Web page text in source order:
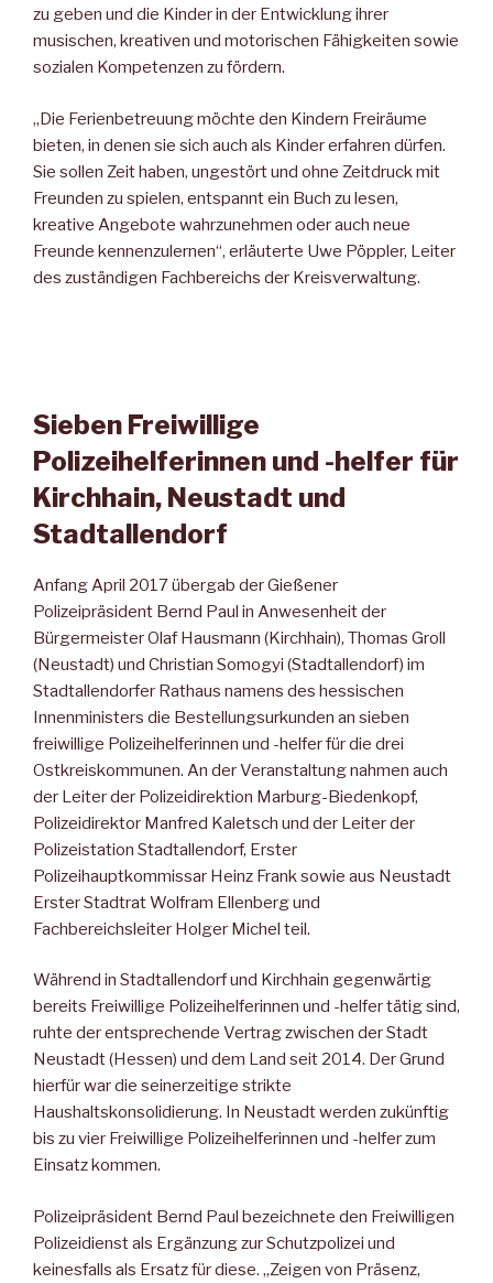
zu geben und die Kinder in der Entwicklung ihrer
musischen, kreativen und motorischen Fähigkeiten sowie
sozialen Kompetenzen zu fördern.
„Die Ferienbetreuung möchte den Kindern Freiräume
bieten, in denen sie sich auch als Kinder erfahren dürfen.
Sie sollen Zeit haben, ungestört und ohne Zeitdruck mit
Freunden zu spielen, entspannt ein Buch zu lesen,
kreative Angebote wahrzunehmen oder auch neue
Freunde kennenzulernen“, erläuterte Uwe Pöppler, Leiter
des zuständigen Fachbereichs der Kreisverwaltung.
Sieben Freiwillige
Polizeihelferinnen und -helfer für
Kirchhain, Neustadt und
Stadtallendorf
Anfang April 2017 übergab der Gießener
Polizeipräsident Bernd Paul in Anwesenheit der
Bürgermeister Olaf Hausmann (Kirchhain), Thomas Groll
(Neustadt) und Christian Somogyi (Stadtallendorf) im
Stadtallendorfer Rathaus namens des hessischen
Innenministers die Bestellungsurkunden an sieben
freiwillige Polizeihelferinnen und -helfer für die drei
Ostkreiskommunen. An der Veranstaltung nahmen auch
der Leiter der Polizeidirektion Marburg-Biedenkopf,
Polizeidirektor Manfred Kaletsch und der Leiter der
Polizeistation Stadtallendorf, Erster
Polizeihauptkommissar Heinz Frank sowie aus Neustadt
Erster Stadtrat Wolfram Ellenberg und
Fachbereichsleiter Holger Michel teil.
Während in Stadtallendorf und Kirchhain gegenwärtig
bereits Freiwillige Polizeihelferinnen und -helfer tätig sind,
ruhte der entsprechende Vertrag zwischen der Stadt
Neustadt (Hessen) und dem Land seit 2014. Der Grund
hierfür war die seinerzeitige strikte
Haushaltskonsolidierung. In Neustadt werden zukünftig
bis zu vier Freiwillige Polizeihelferinnen und -helfer zum
Einsatz kommen.
Polizeipräsident Bernd Paul bezeichnete den Freiwilligen
Polizeidienst als Ergänzung zur Schutzpolizei und
keinesfalls als Ersatz für diese. „Zeigen von Präsenz,